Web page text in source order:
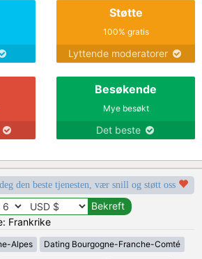
Støtte
100% gratis
Lyttende moderatorer
Besøkende
Mye besøkt
Det beste
den beste tjenesten, vær snill og støtt oss
Frankrike
Alpes Dating Bourgogne-Franche-Comté